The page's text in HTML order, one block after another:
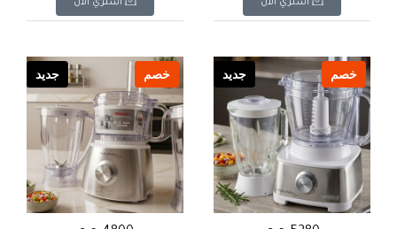
ملحقة لتلبية احتياجاتك
1.75L jug plus 3 grinders
for all your daily ne
أشتري الآن
بسرعة وكفاءةAriete
separate blender jar,
perfect for chopping,
slicing and blending with
ease.
أشتري الآن
خصم جديد خصم جديد